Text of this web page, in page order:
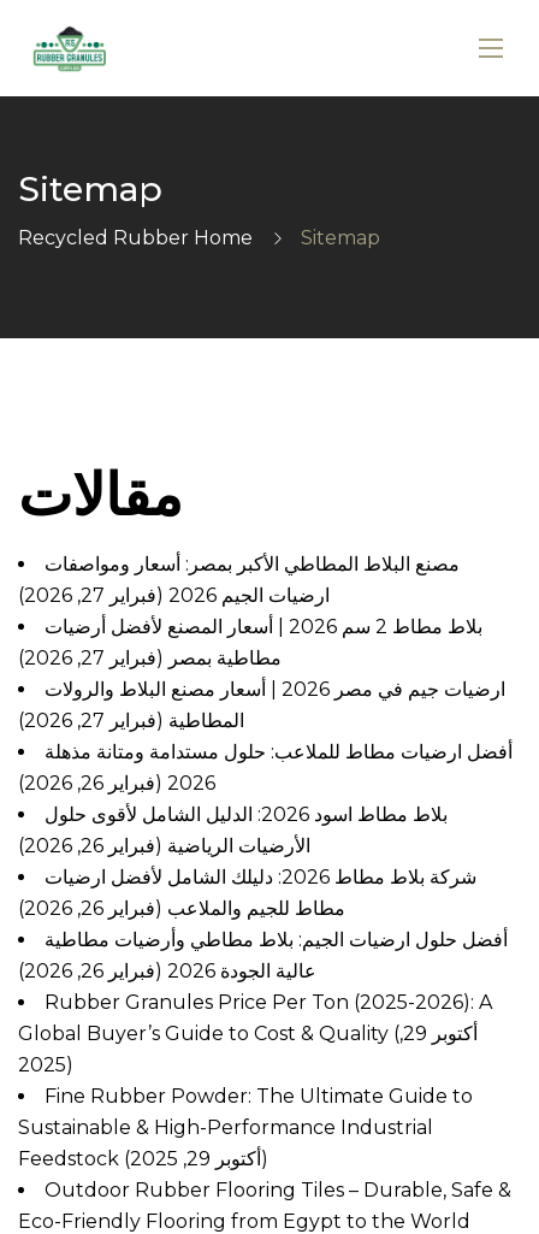
Sitemap
Recycled Rubber Home Sitemap
مقالات
مصنع البلاط المطاطي الأكبر بمصر: أسعار ومواصفات
ارضيات الجيم 2026
(فبراير 27, 2026)
بلاط مطاط 2 سم 2026 | أسعار المصنع لأفضل أرضيات
مطاطية بمصر (فبراير 27, 2026)
ارضيات جيم في مصر 2026 | أسعار مصنع البلاط والرولات
المطاطية (فبراير 27, 2026)
أفضل ارضيات مطاط للملاعب: حلول مستدامة ومتانة مذهلة
2026 (فبراير 26, 2026)
بلاط مطاط اسود 2026: الدليل الشامل لأقوى حلول
الأرضيات الرياضية (فبراير 26, 2026)
شركة بلاط مطاط 2026: دليلك الشامل لأفضل ارضيات
مطاط للجيم والملاعب (فبراير 26, 2026)
أفضل حلول ارضيات الجيم: بلاط مطاطي وأرضيات مطاطية
عالية الجودة 2026
(فبراير 26, 2026)
Rubber Granules Price Per Ton (2025-2026): A
Global Buyer’s Guide to Cost & Quality (أكتوبر 29,
2025)
Fine Rubber Powder: The Ultimate Guide to
Sustainable & High-Performance Industrial
Feedstock
(أكتوبر 29, 2025)
Outdoor Rubber Flooring Tiles – Durable, Safe &
Eco-Friendly Flooring from Egypt to the World